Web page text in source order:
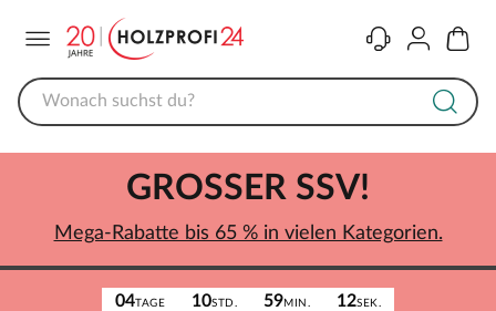
KontaktKonto
04TAGE 10STD. 59MIN. 12SEK.
GROSSER SSV!
Mega-Rabatte bis 65 % in vielen Kategorien.